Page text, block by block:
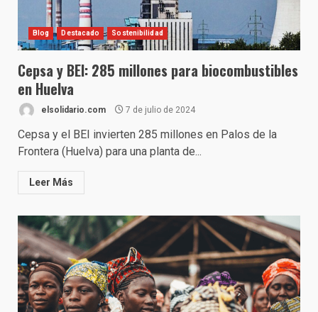
Blog Destacado Sostenibilidad
Cepsa y BEI: 285 millones para biocombustibles
en Huelva
elsolidario.com 7 de julio de 2024
Cepsa y el BEI invierten 285 millones en Palos de la
Frontera (Huelva) para una planta de...
Leer Más